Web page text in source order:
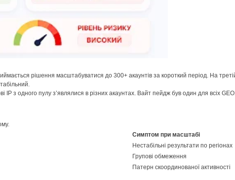
рішення масштабуватися до 300+ акаунтів за короткий період. На
з одного пулу з’являлися в різних акаунтах. Вайт пейдж був один для всіх
Симптом при масштабі
Нестабільні результати по регіонах
Групові обмеження
Патерн скоординованої активності